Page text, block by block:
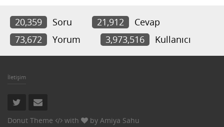
20,359 Soru 21,912
Cevap
73,672
Yorum 3,973,516 Kullanıcı
İletişim
Donut Theme with by Amiya Sahu